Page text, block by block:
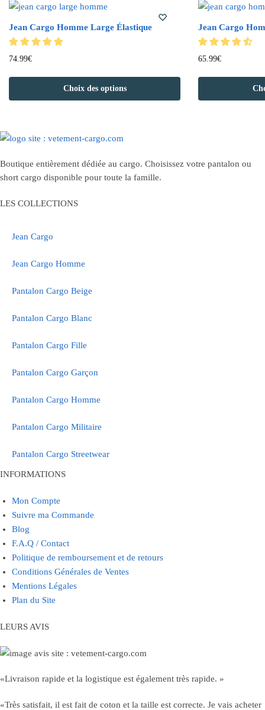
Jean Cargo Homme Large Élastique
74.99€
Choix des options
Ce
plusieurs
options
sur
du
Jean Cargo
65.99€Ce
plusieurs
Boutique entièrement dédiée au cargo. Choisissez votre pantalon ou
short cargo disponible pour toute la famille.
LES COLLECTIONS
Jean Cargo
Jean Cargo Homme
Pantalon Cargo Beige
Pantalon Cargo Blanc
Pantalon Cargo Fille
Pantalon Cargo Garçon
Pantalon Cargo Homme
Pantalon Cargo Militaire
Pantalon Cargo Streetwear
INFORMATIONS
Mon Compte
Suivre ma Commande
Blog
F.A.Q / Contact
Politique de remboursement et de retours
Conditions Générales de Ventes
Mentions Légales
Plan du Site
LEURS AVIS
«Livraison rapide et la logistique est également très rapide. »
«Très satisfait, il est fait de coton et la taille est correcte. Je vais acheter